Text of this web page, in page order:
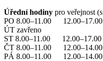
Úřední hodiny pro veřejnost
PO 8.00–11.00 12.00–17.00
ÚT zavřeno
ST 8.00–11.00 12.00–17.00
ČT 8.00–11.00 12.00–14.00
PÁ 8.00–11.00 12.00–14.00